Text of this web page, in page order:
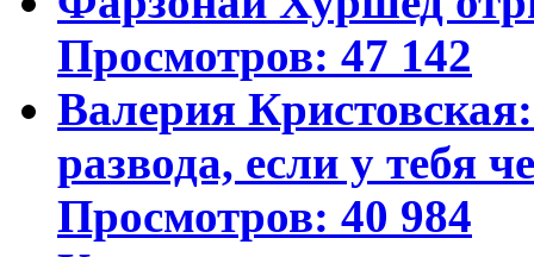
Просмотров: 47 142
Валерия
развода, если у тебя
Просмотров: 40 984